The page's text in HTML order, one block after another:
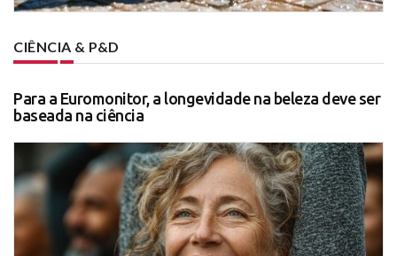
CIÊNCIA & P&D
Para a Euromonitor, a longevidade na beleza deve ser
baseada na ciência